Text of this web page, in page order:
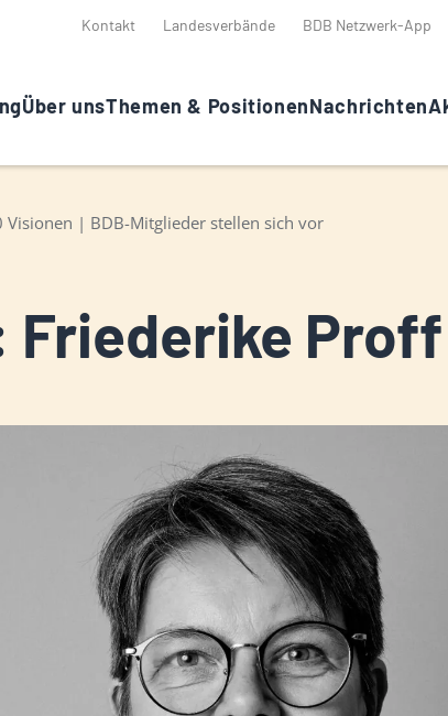
Kontakt Landesverbände BDB Netzwerk-App
Über unsThemen & PositionenNachrichten
Visionen | BDB-Mitglieder stellen sich vor
Friederike Proff